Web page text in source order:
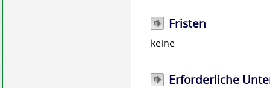
Fristen
keine
Erforderliche